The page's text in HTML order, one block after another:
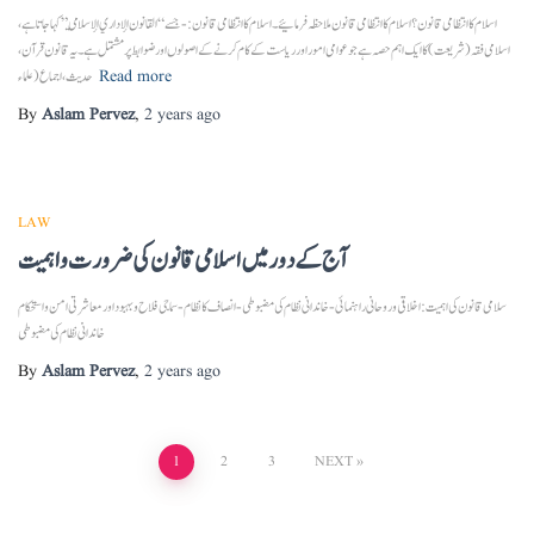
اسلام کا انتظامی قانون؟ اسلام کا انتظامی قانون ملاحظہ فرمائیے۔ اسلام کا انتظامی قانون:- جسے “القانون الإداري الإسلامي” کہا جاتا ہے،
اسلامی فقہ (شریعت) کا ایک اہم حصہ ہے جو عوامی امور اور ریاست کے کام کرنے کے اصولوں اور ضوابط پر مشتمل ہے۔ یہ قانون قرآن،
حدیث، اجماع (علماء Read more
By Aslam Pervez, 2 years ago
LAW
آج کے دور میں اسلامی قانون کی ضرورت و اہمیت
سلامی قانون کی اہمیت: اخلاقی و روحانی راہنمائی- خاندانی نظام کی مضبوطی- انصاف کا نظام- سماجی فلاح و بہبود اور معاشرتی امن و استحکام
خاندانی نظام کی مضبوطی
By Aslam Pervez, 2 years ago
1 2 3 NEXT